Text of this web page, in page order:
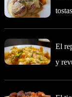
El
y